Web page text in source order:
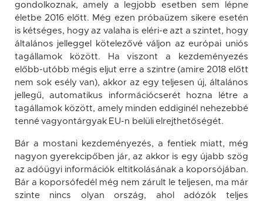
gondolkoznak, amely a legjobb esetben sem lépne
életbe 2016 előtt. Még ezen próbaüzem sikere esetén
is kétséges, hogy az valaha is eléri-e azt a szintet, hogy
általános jelleggel kötelezővé váljon az európai uniós
tagállamok között. Ha viszont a kezdeményezés
előbb-utóbb mégis eljut erre a szintre (amire 2018 előtt
nem sok esély van), akkor az egy teljesen új, általános
jellegű, automatikus információcserét hozna létre a
tagállamok között, amely minden eddiginél nehezebbé
tenné vagyontárgyak EU-n belüli elrejthetőségét.
Bár a mostani kezdeményezés, a fentiek miatt, még
nagyon gyerekcipőben jár, az akkor is egy újabb szög
az adóügyi információk eltitkolásának a koporsójában.
Bár a koporsófedél még nem zárult le teljesen, ma már
szinte nincs olyan ország, ahol adózók teljes